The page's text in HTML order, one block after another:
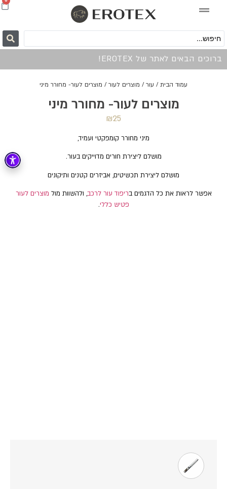
ברוכים הבאים לאתר של EROTEX!
עמוד הבית / עור / מוצרים לעור / מוצרים לעור- מחורר מיני
מוצרים לעור- מחורר מיני
₪25
מיני מחורר קומפקטי ועמיד,
מושלם ליצירת חורים מדוייקים בעור.
מושלם ליצירת תכשיטים, אביזרים קטנים ותיקונים
אפשר לראות את כל הדגמים בריפוד עור לרכב, ולהשוות מול מוצרים לעור
פטיש כללי.